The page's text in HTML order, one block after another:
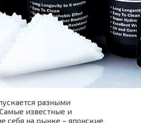
разными
известные и
себя на рынке – японские